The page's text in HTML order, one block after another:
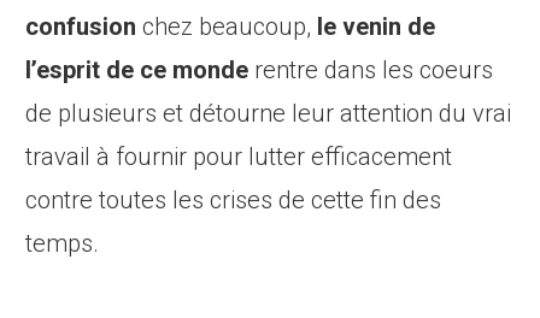
confusion chez beaucoup, le venin de
l’esprit de ce monde rentre dans les coeurs
de plusieurs et détourne leur attention du vrai
travail à fournir pour lutter efficacement
contre toutes les crises de cette fin des
temps.